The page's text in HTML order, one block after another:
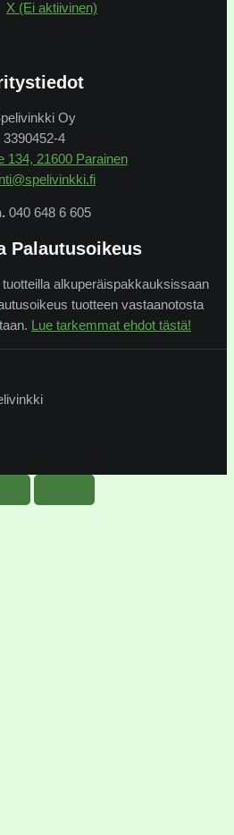
X (Ei aktiivinen)
Oy
3390452-4
134, 21600 Parainen
040 648 6 605
Palautusoikeus
alkuperäispakkauksissaan
tuotteen vastaanotosta
Lue tarkemmat ehdot tästä!